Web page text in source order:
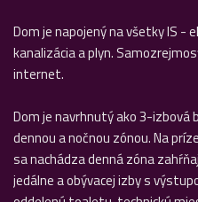
Dom je napojený na všetky IS -
kanalizácia a plyn.
internet.
Dom je navrhnutý ako 3-izbová
dennou a nočnou zónou. Na
sa nachádza denná zóna
jedálne a obývacej izby s